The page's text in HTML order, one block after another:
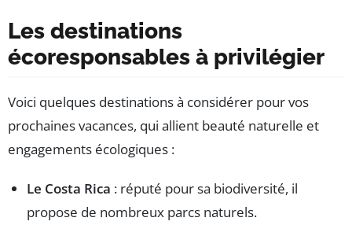
Les destinations
écoresponsables à privilégier
Voici quelques destinations à considérer pour vos
prochaines vacances, qui allient beauté naturelle et
engagements écologiques :
Le Costa Rica : réputé pour sa biodiversité, il
propose de nombreux parcs naturels.